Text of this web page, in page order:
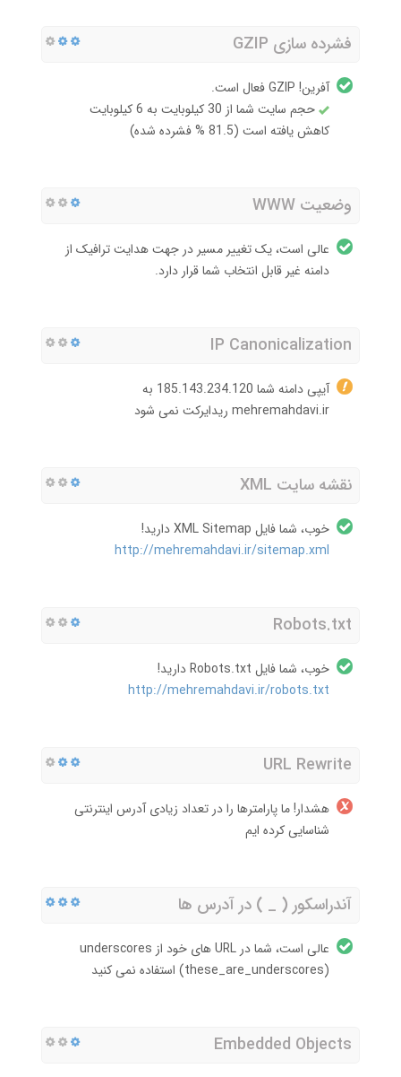
فشرده سازی GZIP
آفرین! GZIP فعال است.
حجم سایت شما از 30 کیلوبایت به 6 کیلوبایت
کاهش یافته است (81.5 % فشرده شده)
وضعیت WWW
عالی است، یک تغییر مسیر در جهت هدایت ترافیک از
دامنه غیر قابل انتخاب شما قرار دارد.
IP Canonicalization
آیپی دامنه شما 185.143.234.120 به
mehremahdavi.ir ریدایرکت نمی شود
نقشه سایت XML
خوب، شما فایل XML Sitemap دارید!
http://mehremahdavi.ir/sitemap.xml
Robots.txt
خوب، شما فایل Robots.txt دارید!
http://mehremahdavi.ir/robots.txt
URL Rewrite
هشدار! ما پارامترها را در تعداد زیادی آدرس اینترنتی
شناسایی کرده ایم
آندراسکور ( _ ) در آدرس ها
عالی است، شما در URL های خود از underscores
(these_are_underscores) استفاده نمی کنید
Embedded Objects